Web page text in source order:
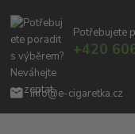
Potřebujete
+420
info@e-cigaretka.cz